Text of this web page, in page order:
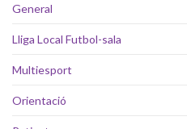
General
Lliga Local Futbol-sala
Multiesport
Orientació